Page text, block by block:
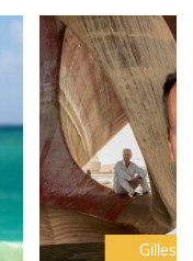
Gilles